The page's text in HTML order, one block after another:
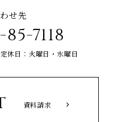
せ先
7118
休日：火曜日・水曜日
資料請求